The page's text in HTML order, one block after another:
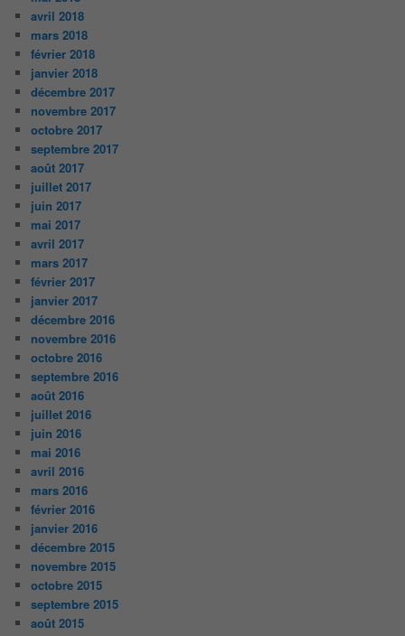
avril 2018
mars 2018
février 2018
janvier 2018
décembre 2017
novembre 2017
octobre 2017
septembre 2017
août 2017
juillet 2017
juin 2017
mai 2017
avril 2017
mars 2017
février 2017
janvier 2017
décembre 2016
novembre 2016
octobre 2016
septembre 2016
août 2016
juillet 2016
juin 2016
mai 2016
avril 2016
mars 2016
février 2016
janvier 2016
décembre 2015
novembre 2015
octobre 2015
septembre 2015
août 2015